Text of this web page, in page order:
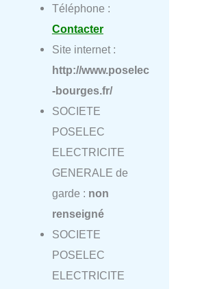
Téléphone :
Contacter
Site internet :
http://www.poselec
-bourges.fr/
SOCIETE
POSELEC
ELECTRICITE
GENERALE de
garde : non
renseigné
SOCIETE
POSELEC
ELECTRICITE